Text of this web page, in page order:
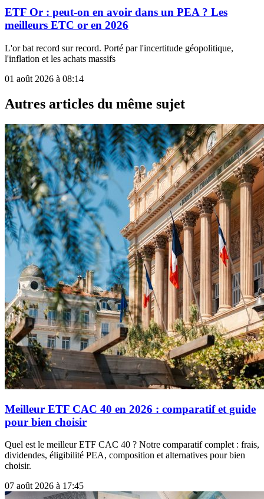
ETF Or : peut-on en avoir dans un PEA ? Les
meilleurs ETC or en 2026
L'or bat record sur record. Porté par l'incertitude géopolitique,
l'inflation et les achats massifs
01 août 2026 à 08:14
Autres articles du même sujet
Meilleur ETF CAC 40 en 2026 : comparatif et guide
pour bien choisir
Quel est le meilleur ETF CAC 40 ? Notre comparatif complet : frais,
dividendes, éligibilité PEA, composition et alternatives pour bien
choisir.
07 août 2026 à 17:45